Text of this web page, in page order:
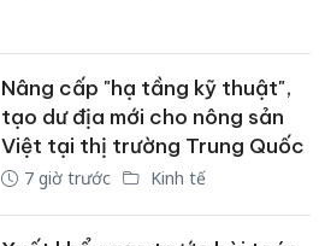
Nâng cấp "hạ tầng kỹ thuật",
tạo dư địa mới cho nông sản
Việt tại thị trường Trung Quốc
7 giờ trước Kinh tế